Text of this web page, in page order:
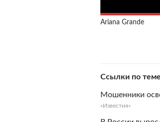
Ariana Grande
Ссылки по теме
Мошенники
«Известия»